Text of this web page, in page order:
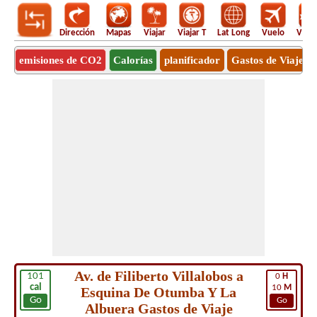
Dirección Mapas Viajar Viajar T Lat Long Vuelo
emisiones de CO2 Calorías planificador Gastos de Viaje
101
cal
Go
0 H
10 M
Go
Av. de Filiberto Villalobos a
Esquina De Otumba Y La
Albuera Gastos de Viaje